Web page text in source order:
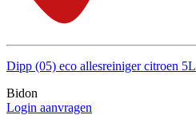
Dipp (05) eco allesreiniger citroen 5L
Bidon
Login aanvragen